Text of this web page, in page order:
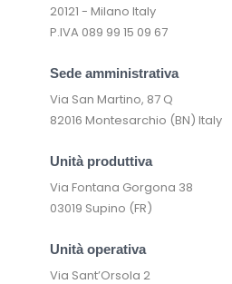
20121 - Milano Italy
P.IVA 089 99 15 09 67
Sede amministrativa
Via San Martino, 87 Q
82016 Montesarchio (BN) Italy
Unità produttiva
Via Fontana Gorgona 38
03019 Supino (FR)
Unità operativa
Via Sant’Orsola 2